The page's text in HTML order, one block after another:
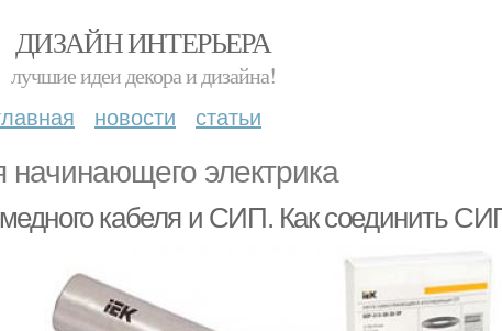
ДИЗАЙН ИНТЕРЬЕРА
лучшие идеи декора и дизайна!
новости статьи
электрика
кабеля и СИП. Как соединить